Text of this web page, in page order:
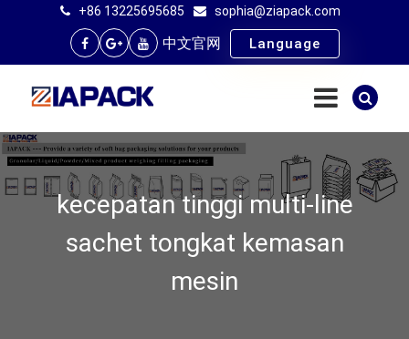
+86 13225695685 sophia@ziapack.com
中文官网 Language
kecepatan tinggi multi-line
sachet tongkat kemasan
mesin